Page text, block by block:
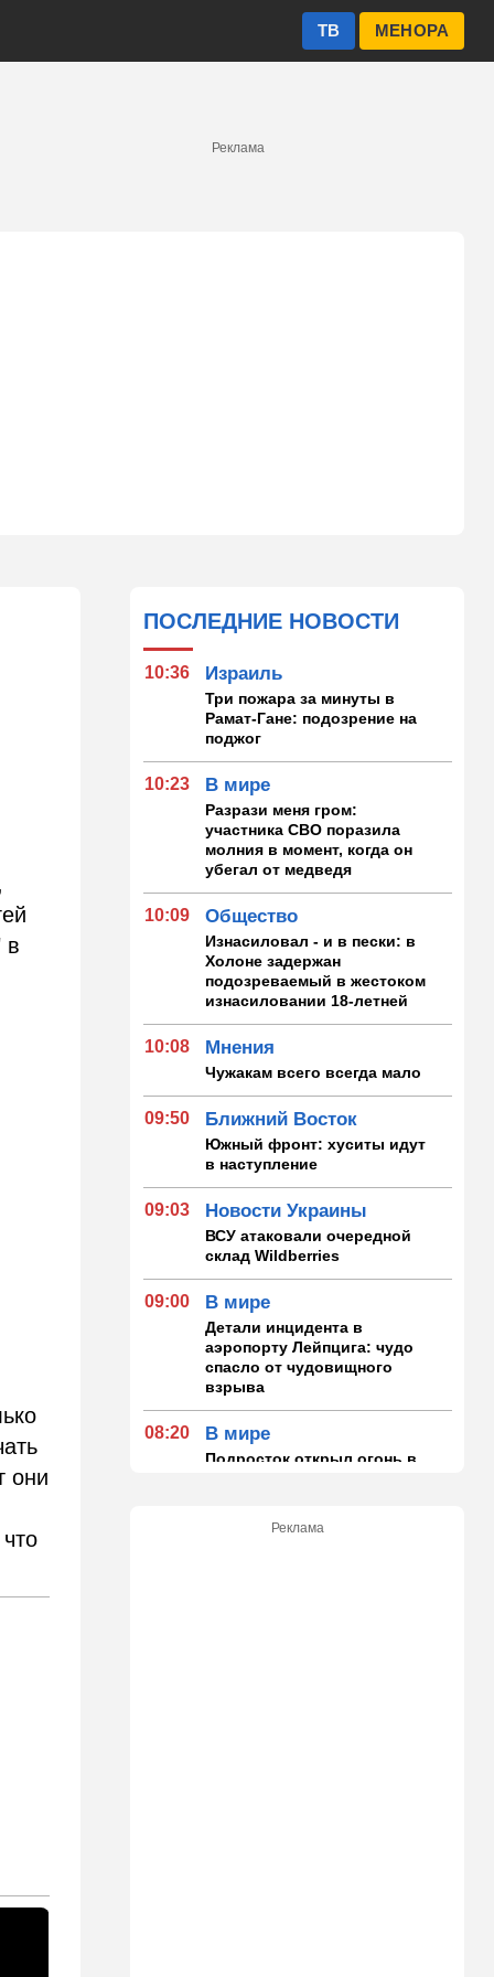
МЕНОРА
ТВ
Реклама
в
они
ПОСЛЕДНИЕ НОВОСТИ
10:36 Израиль
Три пожара за минуты в
Рамат-Гане: подозрение на
поджог
10:23 В мире
Разрази меня гром:
участника СВО поразила
молния в момент, когда он
убегал от медведя
10:09 Общество
Изнасиловал - и в пески: в
Холоне задержан
подозреваемый в жестоком
изнасиловании 18-летней
10:08 Мнения
Чужакам всего всегда мало
09:50 Ближний Восток
Южный фронт: хуситы идут
в наступление
09:03 Новости Украины
ВСУ атаковали очередной
склад Wildberries
09:00 В мире
Детали инцидента в
аэропорту Лейпцига: чудо
спасло от чудовищного
взрыва
08:20 В мире
Подросток открыл огонь в
Реклама